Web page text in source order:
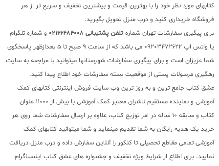
کتابهای مورد نظر خود را با بهترین قیمت و بیشترین تخفیف و سریع تر از هر
فروشگاه خریداری کنید و درب منزل تحویل بگیرید.
برای پیگیری سفارشات تهران شماره تلفن پشتیبانی 02166484008
و شماره تلگرام
یا واتس اپ 09203472622 می باشد که از ساعت 9 صبح تا 5 بعدازظهر پاسخگوی
شما عزیزان است و برای پیگیری سفارشات شهرستانها میتوانید با مراجعه به سایت
رهگیری مرسولات پستی از موقعیت بسته سفارشات خود اطلاع پیدا کنید.
عشق کتاب جامع ترین و به روز ترین وب سایت فروش اینترنتی کتابهای کمک
آموزشی و نماینده مستقیم ناشران معتبر کمک آموزشی با بیش از 11000 عنوان
کتاب و سابقه 10 ساله در امر توزیع کتاب، علاوه بر ارسال سفارشات شما روی هر
خرید یک هدیه رایگان به شما تقدیم مینماید و شما میتوانید کتابهای کمک
آموزشی تمامی مقاطع تحصیلی تا کنکور را آنلاین سفارش داده و درب منزل دریافت
نمایید. برای اطلاع از شرایط ویژه تخفیف و جشنواره های عشق کتاب اینستاگرام